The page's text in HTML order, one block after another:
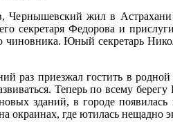
Чернышевский жил в
секретаря Федорова и
Юный секретарь
раз приезжал гостить в
Теперь по всему
зданий, в городе появилась
где ютилась нещадно